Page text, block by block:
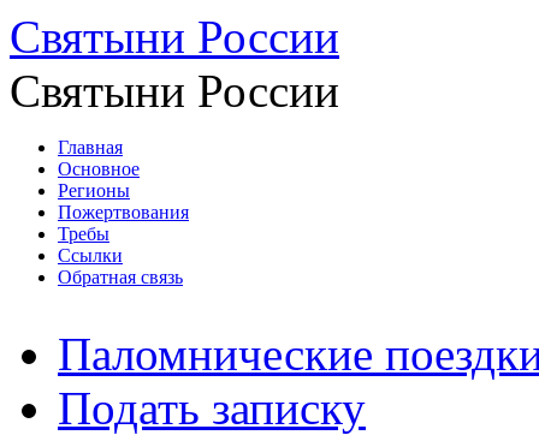
Святыни России
Святыни России
Главная
Основное
Регионы
Пожертвования
Требы
Ссылки
Обратная связь
Паломнические
Подать записку